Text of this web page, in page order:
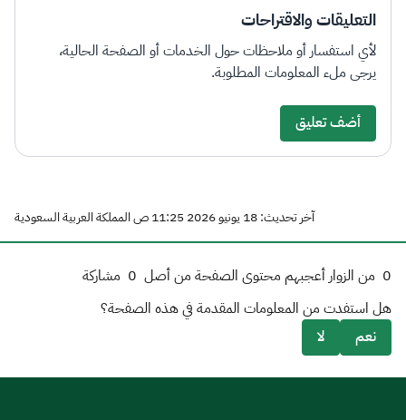
التعليقات والاقتراحات
لأي استفسار أو ملاحظات حول الخدمات أو الصفحة الحالية،
يرجى ملء المعلومات المطلوبة.
أضف تعليق
آخر تحديث: 18 يونيو 2026 11:25 ص المملكة العربية السعودية
0 من الزوار أعجبهم محتوى الصفحة من أصل 0 مشاركة
هل استفدت من المعلومات المقدمة في هذه الصفحة؟
نعم
لا